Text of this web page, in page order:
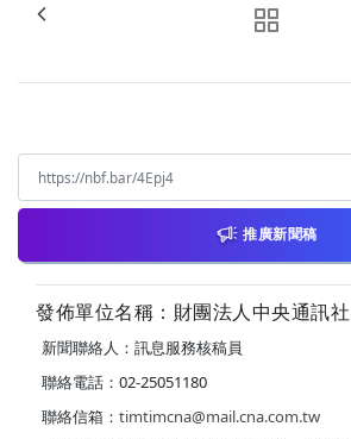
推廣新聞稿
發佈單位名稱：財團法人中央通訊社
新聞聯絡人：訊息服務核稿員
聯絡電話：02-25051180
聯絡信箱： timtimcna@mail.cna.com.tw